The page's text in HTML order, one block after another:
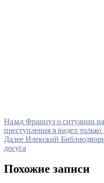
Навигация
по
записям
Назад Предыдущая
запись
Француз о ситуации
преступления я видел
Далее Следующая
запись
Илекский
досуга
Похожие записи